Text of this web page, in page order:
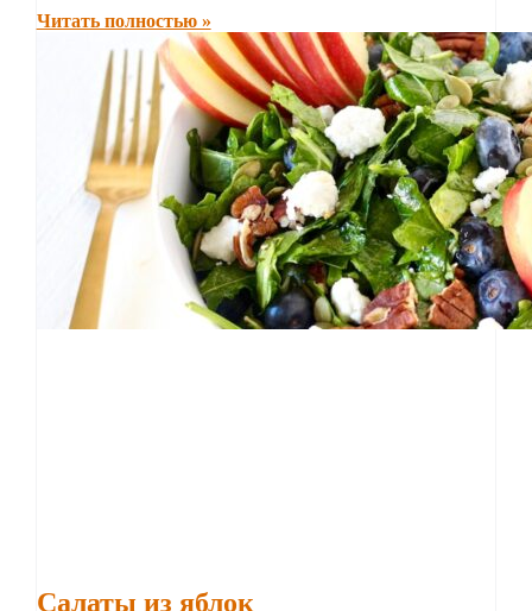
Читать полностью »
Салаты из яблок